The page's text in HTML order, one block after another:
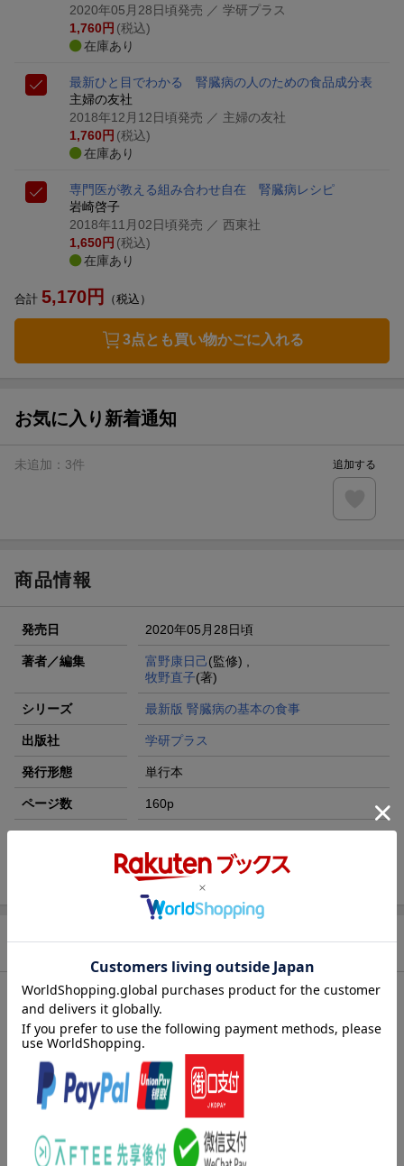
2020年05月28日頃発売 ／ 学研プラス
1,760円 (税込)
在庫あり
最新ひと目でわかる 腎臓病の人のための食品成分表
主婦の友社
2018年12月12日頃発売 ／ 主婦の友社
1,760円 (税込)
在庫あり
専門医が教える組み合わせ自在 腎臓病レシピ
岩崎啓子
2018年11月02日頃発売 ／ 西東社
1,650円 (税込)
在庫あり
合計 5,170円 （税込）
3点とも買い物かごに入れる
お気に入り新着通知
未追加： 3件 追加する
商品情報
発売日 2020年05月28日頃
著者／編集 富野康日己(監修) ,
牧野直子(著)
シリーズ 最新版 腎臓病の基本の食事
出版社 学研プラス
発行形態 単行本
ページ数 160p
ISBN 9784058011690
腎臓病の基本の食事
商品説明
内容紹介（出版社より）
食事内容の見直しが病気の進行を抑えるカギ！
腎臓は「沈黙の臓器」とも呼ばれ、異常があってもなかなか症状
が現れません。ほうっておくと、透析療法が必要になるだけでな
く、心筋梗塞や脳卒中といった心血管病をまねくことも。腎機能
の低下を防ぐためには、生活習慣の見直し、特に食生活の改善が
重要です。